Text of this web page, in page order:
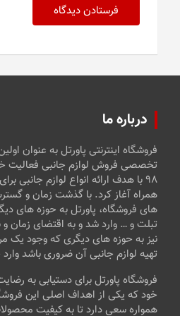
درباره ما
فروشگاه اینترنتی پاورتل به عنوان
تخصصی فروش لوازم جانبی فعالیت
۹۸ با هدف ارائه انواع لوازم جانبی
همراه آغاز کرد. با گذشت زمان و
های فروشگاه، پاورتل به حوزه های
تبلت و … وارد شد و به اقتضای زمان و
نیز به حوزه های دیگری که وجود یک
تهیه لوازم جانبی آن ضروری باشد
فروشگاه پاورتل برای دستیابی به
خود که یکی از اهداف اصلی این
همواره سعی دارد تا به کیفیت